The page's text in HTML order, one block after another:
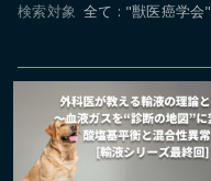
検索対象 全て "獣医癌学会"